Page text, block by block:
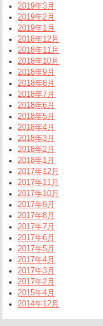
2019年3月
2019年2月
2019年1月
2018年12月
2018年11月
2018年10月
2018年9月
2018年8月
2018年7月
2018年6月
2018年5月
2018年4月
2018年3月
2018年2月
2018年1月
2017年12月
2017年11月
2017年10月
2017年9月
2017年8月
2017年7月
2017年6月
2017年5月
2017年4月
2017年3月
2017年2月
2015年4月
2014年12月